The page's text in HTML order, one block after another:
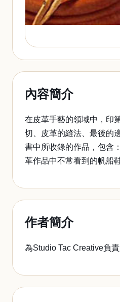
內容簡介
在皮革手藝的領域中，印
切、皮革的縫法、最後的
書中所收錄的作品，包含
革作品中不常看到的帆船
作者簡介
為Studio Tac Creative負